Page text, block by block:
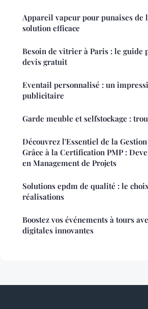
Appareil vapeur pour punaises de
solution efficace
Besoin de vitrier à Paris : le guide
devis gratuit
Eventail personnalisé : un
publicitaire
Garde meuble et selfstockage :
Découvrez l'Essentiel de la
Grâce à la Certification PMP :
en Management de Projets
Solutions epdm de qualité : le
réalisations
Boostez vos événements à tours
digitales innovantes